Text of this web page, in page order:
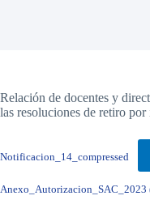
Relación de docentes y
las resoluciones de retiro
Notificacion_14_compressed
Anexo_Autorizacion_SAC_2023